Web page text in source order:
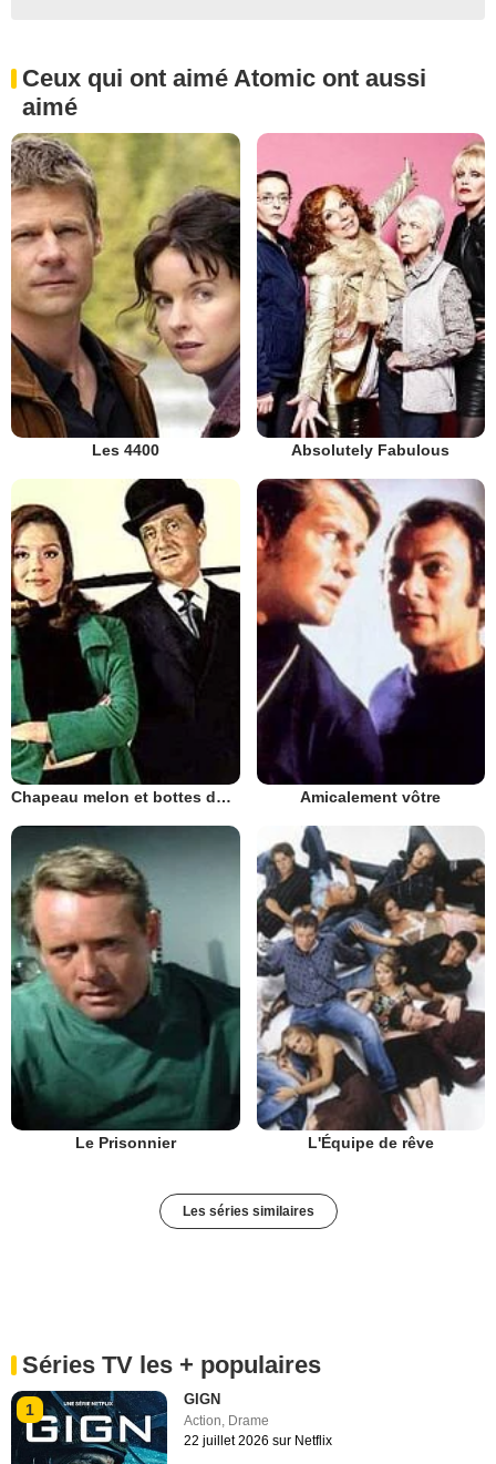
Ceux qui ont aimé Atomic ont aussi
aimé
Les 4400 Absolutely Fabulous
Chapeau melon et bottes de cuir - 1961 Amicalement vôtre
Le Prisonnier L'Équipe de rêve
Les séries similaires
Séries TV les + populaires
1
GIGN
Action, Drame
22 juillet 2026 sur Netflix